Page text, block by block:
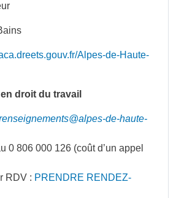
Alpes-de-Haute-
droit du travail
de-haute-
0 806 000 126 (coût d’un appel
RDV : PRENDRE RENDEZ-